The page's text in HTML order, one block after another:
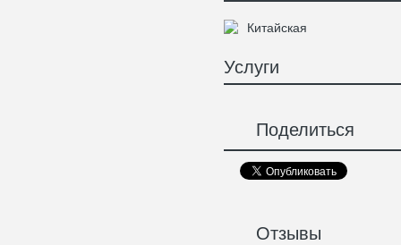
Китайская
Услуги
Поделиться
Отзывы